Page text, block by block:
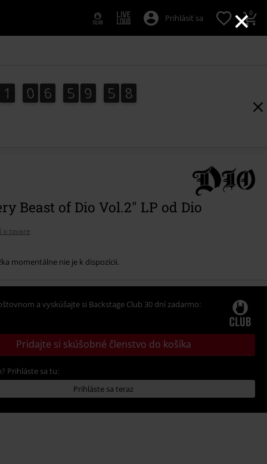
×
Prihlásiť sa 0
1
1 0
0 6
7
6 5
0
5 9
0
9 5
0
5 6
7
6
8
7
Beast of Dio Vol.2" LP od Dio
o tovare
momentálne nie je k dispozícii.
a vyskúšajte si Backstage Club 30 dní zadarmo:
Pridajte si skúšobné členstvo do košíka
Prihláste sa tu:
Prihláste sa teraz